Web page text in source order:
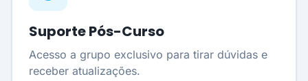
Suporte Pós-Curso
Acesso a grupo exclusivo para tirar dúvidas e
receber atualizações.